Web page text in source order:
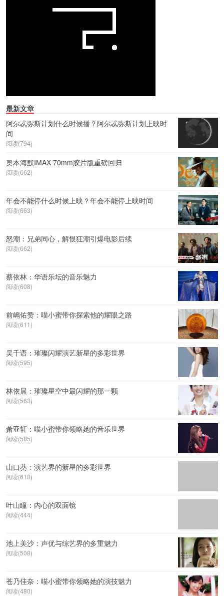
最新文章
阿尔忒弥斯计划什么时候播？阿尔忒弥斯计划上映时
间
阅读(794)
奥本海默IMAX 70mm胶片版重磅回归
阅读(662)
年会不能停什么时候上映？年会不能停上映时间
阅读(663)
怒潮：兄弟同心，解恨狂潮引爆电影后续
阅读(662)
蔡依林：华语乐坛的音乐魅力
阅读(608)
前嶋佑赞：喵小蜜带你探索他的耀眼之路
阅读(611)
吴千语：璀璨闪耀演艺新星的多彩世界
阅读(595)
林依晨：璀璨星空中最闪耀的那一颗
阅读(563)
萧亚轩：喵小蜜带你领略她的音乐世界
阅读(585)
山口葵：演艺界的新星的多彩世界
阅读(618)
叶山瞳：内心的双面镜
阅读(444)
池上美沙：声优与综艺界的多重魅力
阅读(508)
苍乃佳奈：喵小蜜带你领略她的演技魅力
阅读(480)